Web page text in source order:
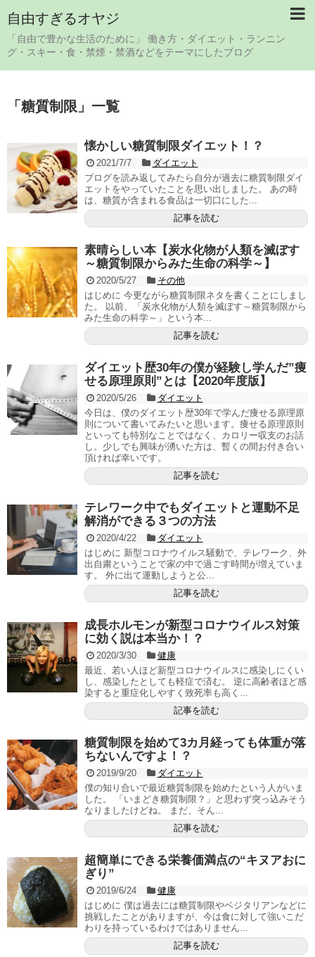
自由すぎるオヤジ
「自由で豊かな生活のために」 働き方・ダイエット・ランニン
グ・スキー・食・禁煙・禁酒などをテーマにしたブログ
「 糖質制限 」 一覧
懐かしい糖質制限ダイエット！？
2021/7/7
ダイエット
ブログを読み返してみたら自分が過去に糖質制限ダイ
エットをやっていたことを思い出しました。 あの時
は、糖質が含まれる食品は一切口にした...
記事を読む
素晴らしい本【炭水化物が人類を滅ぼす
～糖質制限からみた生命の科学～】
2020/5/27
その他
はじめに 今更ながら糖質制限ネタを書くことにしまし
た。 以前、「炭水化物が人類を滅ぼす～糖質制限から
みた生命の科学～」という本...
記事を読む
ダイエット歴30年の僕が経験し学んだ”痩
せる原理原則”とは【2020年度版】
2020/5/26
ダイエット
今日は、僕のダイエット歴30年で学んだ痩せる原理原
則について書いてみたいと思います。痩せる原理原則
といっても特別なことではなく、カロリー収支のお話
し。少しでも興味が湧いた方は、暫くの間お付き合い
頂ければ幸いです。
記事を読む
テレワーク中でもダイエットと運動不足
解消ができる３つの方法
2020/4/22
ダイエット
はじめに 新型コロナウイルス騒動で、テレワーク、外
出自粛ということで家の中で過ごす時間が増えていま
す。 外に出て運動しようと公...
記事を読む
成長ホルモンが新型コロナウイルス対策
に効く説は本当か！？
2020/3/30
健康
最近、若い人ほど新型コロナウイルスに感染しにくい
し、感染したとしても軽症で済む。 逆に高齢者ほど感
染すると重症化しやすく致死率も高く...
記事を読む
糖質制限を始めて3カ月経っても体重が落
ちないんですよ！？
2019/9/20
ダイエット
僕の知り合いで最近糖質制限を始めたという人がいま
した。 「いまどき糖質制限？」と思わず突っ込みそう
なりましたけどね。 まだ、そん...
記事を読む
超簡単にできる栄養価満点の“キヌアおに
ぎり”
2019/6/24
健康
はじめに 僕は過去には糖質制限やベジタリアンなどに
挑戦したことがありますが、今は食に対して強いこだ
わりを持っているわけではありません...
記事を読む